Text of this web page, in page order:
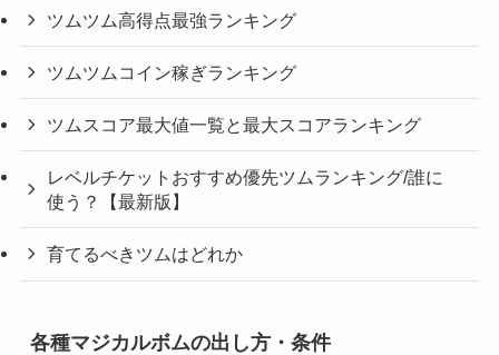
ツムツム高得点最強ランキング
ツムツムコイン稼ぎランキング
ツムスコア最大値一覧と最大スコアランキング
レベルチケットおすすめ優先ツムランキング/誰に
使う？【最新版】
育てるべきツムはどれか
各種マジカルボムの出し方・条件